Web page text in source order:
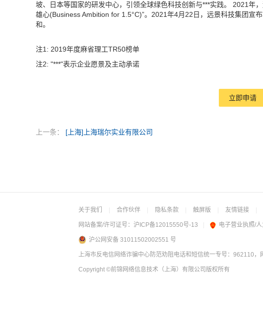
坡、日本等国家的研发中心，引领全球绿色科技创新与***实践。 2021年
雄心(Business Ambition for 1.5°C)”。2021年4月22日，远景科技集团宣
和。
注1: 2019年度麻省理工TR50榜单
注2: "***"表示企业愿景及主动承诺
立即申请
上一条： [上海]上海瑞尔实业有限公司
关于我们 合作伙伴 隐私条款 触屏版 友情链接
网站备案/许可证号： 沪ICP备12015550号-13 电子营业执照/
沪公网安备 31011502002551 号
上海市反电信网络诈骗中心防范劝阻电话和短信统一专号：962110，
Copyright ©前锦网络信息技术（上海）有限公司 版权所有